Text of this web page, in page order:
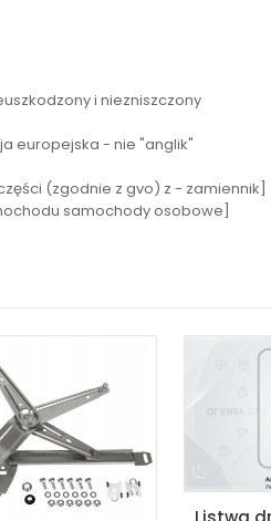
i niezniszczony
europejska - nie "anglik"
(zgodnie z gvo) z - zamiennik]
samochody osobowe]